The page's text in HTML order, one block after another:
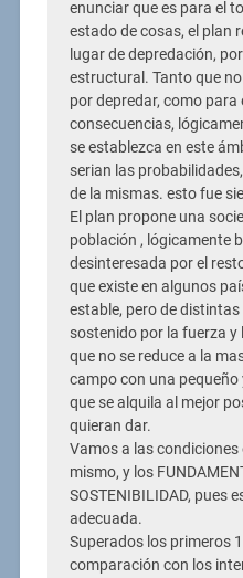
enunciar que es para el
estado de cosas, el plan
lugar de depredación,
estructural. Tanto que
por depredar, como para
consecuencias,
se establezca en este
serian las
de la mismas. esto fue
El plan propone una
población , lógicamente
desinteresada por el
que existe en algunos
estable, pero de
sostenido por la fuerza
que no se reduce a la
campo con una
que se alquila al mejor
quieran dar.
Vamos a las condiciones
mismo, y los
SOSTENIBILIDAD, pues
adecuada.
Superados los primeros
comparación con los